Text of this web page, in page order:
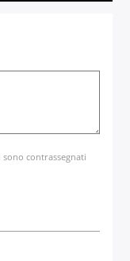
contrassegnati